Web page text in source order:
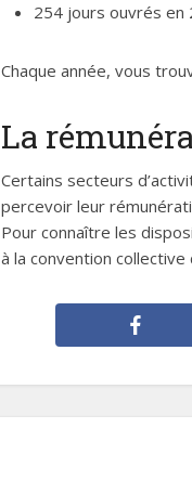
254 jours ouvrés en
Chaque année, vous
La
Certains secteurs
percevoir leur
Pour connaître les
à la convention